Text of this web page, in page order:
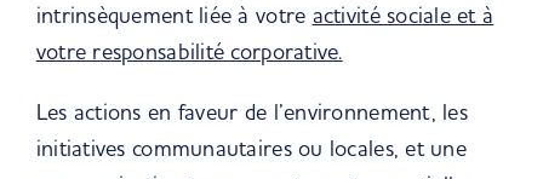
intrinsèquement liée à votre activité sociale et à
votre responsabilité corporative.
Les actions en faveur de l’environnement, les
initiatives communautaires ou locales, et une